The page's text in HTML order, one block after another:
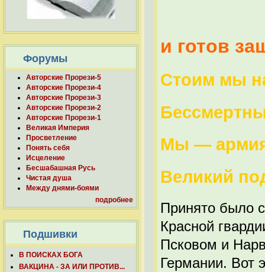
Форумы
Авторские Прорези-5
Авторские Прорези-4
Авторские Прорези-3
Авторские Прорези-2
Авторские Прорези-1
Великая Империя
Просветление
Понять себя
Исцеление
Бесшабашная Русь
Чистая душа
Между днями-боями
подробнее
Подшивки
В ПОИСКАХ БОГА
ВАКЦИНА - ЗА ИЛИ ПРОТИВ...
и готов
Стоим мы
Мы —
Великий
Принято было
Красной
Псковом и
Германии. Вот